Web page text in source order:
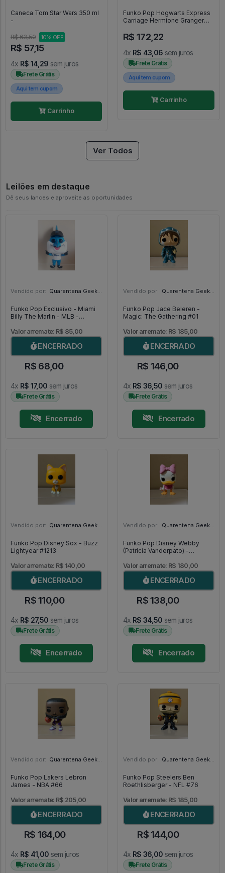
Caneca Tom Star Wars 350 ml
-
R$ 63,50 10% OFF
R$ 57,15
4x R$ 14,29 sem juros
Frete Grátis
Aqui tem cupom
Carrinho
Funko Pop Hogwarts Express
Carriage Hermione Granger
Harry Potter #22
R$ 172,22
4x R$ 43,06 sem juros
Frete Grátis
Aqui tem cupom
Carrinho
Ver Todos
Leilões em destaque
Dê seus lances e aproveite as oportunidades
Vendido por: Quarentena Geek Store - SP
Funko Pop Exclusivo - Miami
Billy The Marlin - MLB -
Valor arremate: R$ 85,00
ENCERRADO
R$ 68,00
4x R$ 17,00 sem juros
Frete Grátis
Encerrado
Vendido por: Quarentena Geek Store - SP
Funko Pop Jace Beleren -
Magic: The Gathering #01
Valor arremate: R$ 185,00
ENCERRADO
R$ 146,00
4x R$ 36,50 sem juros
Frete Grátis
Encerrado
Vendido por: Quarentena Geek Store - SP
Funko Pop Disney Sox - Buzz
Lightyear #1213
Valor arremate: R$ 140,00
ENCERRADO
R$ 110,00
4x R$ 27,50 sem juros
Frete Grátis
Encerrado
Vendido por: Quarentena Geek Store - SP
Funko Pop Disney Webby
(Patrícia Vanderpato) -
Valor arremate: R$ 180,00
ENCERRADO
R$ 138,00
4x R$ 34,50 sem juros
Frete Grátis
Encerrado
Vendido por: Quarentena Geek Store - SP
Funko Pop Lakers Lebron
James - NBA #66
Valor arremate: R$ 205,00
ENCERRADO
R$ 164,00
4x R$ 41,00 sem juros
Frete Grátis
Vendido por: Quarentena Geek Store - SP
Funko Pop Steelers Ben
Roethlisberger - NFL #76
Valor arremate: R$ 185,00
ENCERRADO
R$ 144,00
4x R$ 36,00 sem juros
Frete Grátis